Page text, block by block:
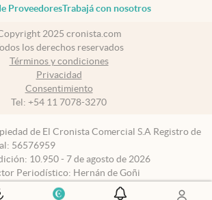
ProveedoresTrabajá con nosotros
2025 cronista.com
los derechos reservados
Términos y condiciones
Privacidad
Consentimiento
Tel: +54 11 7078-3270
de El Cronista Comercial S.A Registro de
56576959
10.950 - 7 de agosto de 2026
Periodístico: Hernán de Goñi